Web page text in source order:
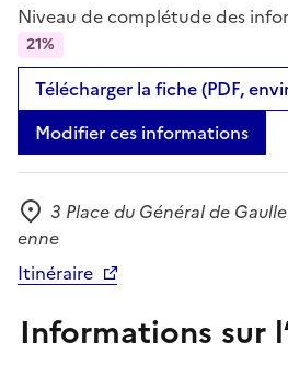
Niveau de complétude des
21%
Télécharger la fiche (PDF,
Modifier ces informations
Adresse
3 Place du Général de
enne
Itinéraire
Informations sur